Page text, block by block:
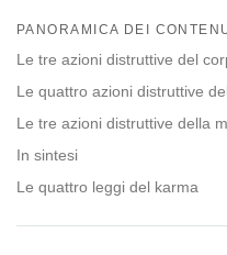
on
PANORAMICA DEI
Le tre azioni distruttive del
Le quattro azioni distruttive
Le tre azioni distruttive della
In sintesi
Le quattro leggi del karma